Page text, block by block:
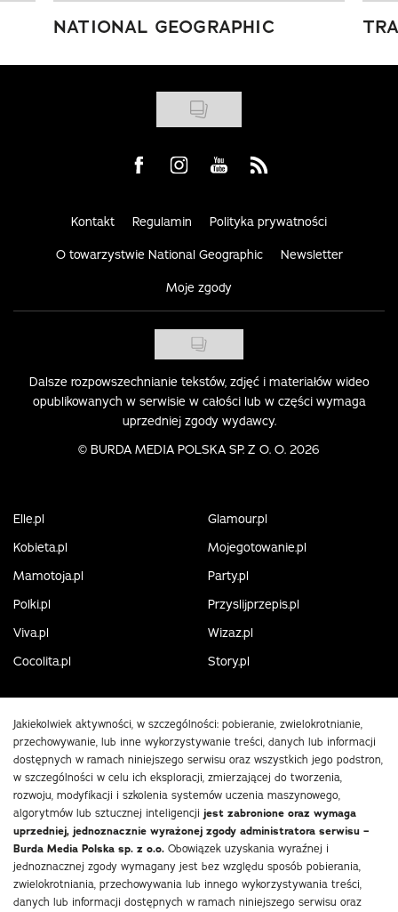
NATIONAL GEOGRAPHIC
Visit us on Facebook
Visit us on Instagram
Visit us on Youtube
Visit us on Rss
Kontakt Regulamin Polityka prywatności
O towarzystwie National Geographic Newsletter
Moje zgody
Dalsze rozpowszechnianie tekstów, zdjęć i materiałów wideo
opublikowanych w serwisie w całości lub w części wymaga
uprzedniej zgody wydawcy.
© BURDA MEDIA POLSKA SP. Z O. O. 2026
Elle.pl
Glamour.pl
Kobieta.pl
Mojegotowanie.pl
Mamotoja.pl
Party.pl
Polki.pl
Przyslijprzepis.pl
Viva.pl
Wizaz.pl
Cocolita.pl
Story.pl
Jakiekolwiek aktywności, w szczególności: pobieranie, zwielokrotnianie,
przechowywanie, lub inne wykorzystywanie treści, danych lub informacji
dostępnych w ramach niniejszego serwisu oraz wszystkich jego podstron,
w szczególności w celu ich eksploracji, zmierzającej do tworzenia,
rozwoju, modyfikacji i szkolenia systemów uczenia maszynowego,
algorytmów lub sztucznej inteligencji jest zabronione oraz wymaga
uprzedniej, jednoznacznie wyrażonej zgody administratora serwisu –
Burda Media Polska sp. z o.o. Obowiązek uzyskania wyraźnej i
jednoznacznej zgody wymagany jest bez względu sposób pobierania,
zwielokrotniania, przechowywania lub innego wykorzystywania treści,
danych lub informacji dostępnych w ramach niniejszego serwisu oraz